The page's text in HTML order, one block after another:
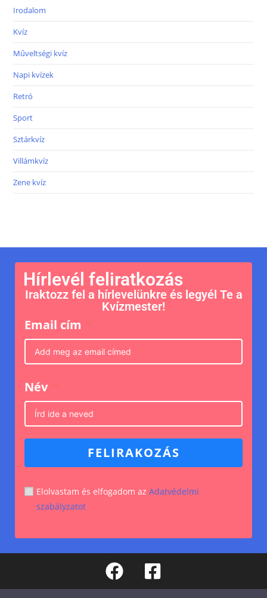
Irodalom
Kvíz
Műveltségi kvíz
Napi kvízek
Retró
Sport
Sztárkvíz
Villámkvíz
Zene kvíz
Hírlevél feliratkozás
Iraktozz fel a hírlevelünkre és legyél Te a
Kvízmester!
Email cím
Név
FELIRAKOZÁS
Elolvastam és elfogadom az Adatvédelmi
szabályzatot